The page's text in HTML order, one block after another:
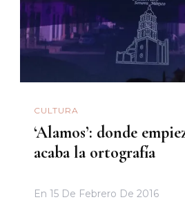
CULTURA
‘Alamos’: donde
acaba la ortografía
En 15 De Febrero De 2016